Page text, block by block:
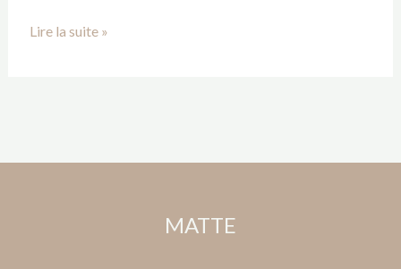
Lire la suite »
MATTE